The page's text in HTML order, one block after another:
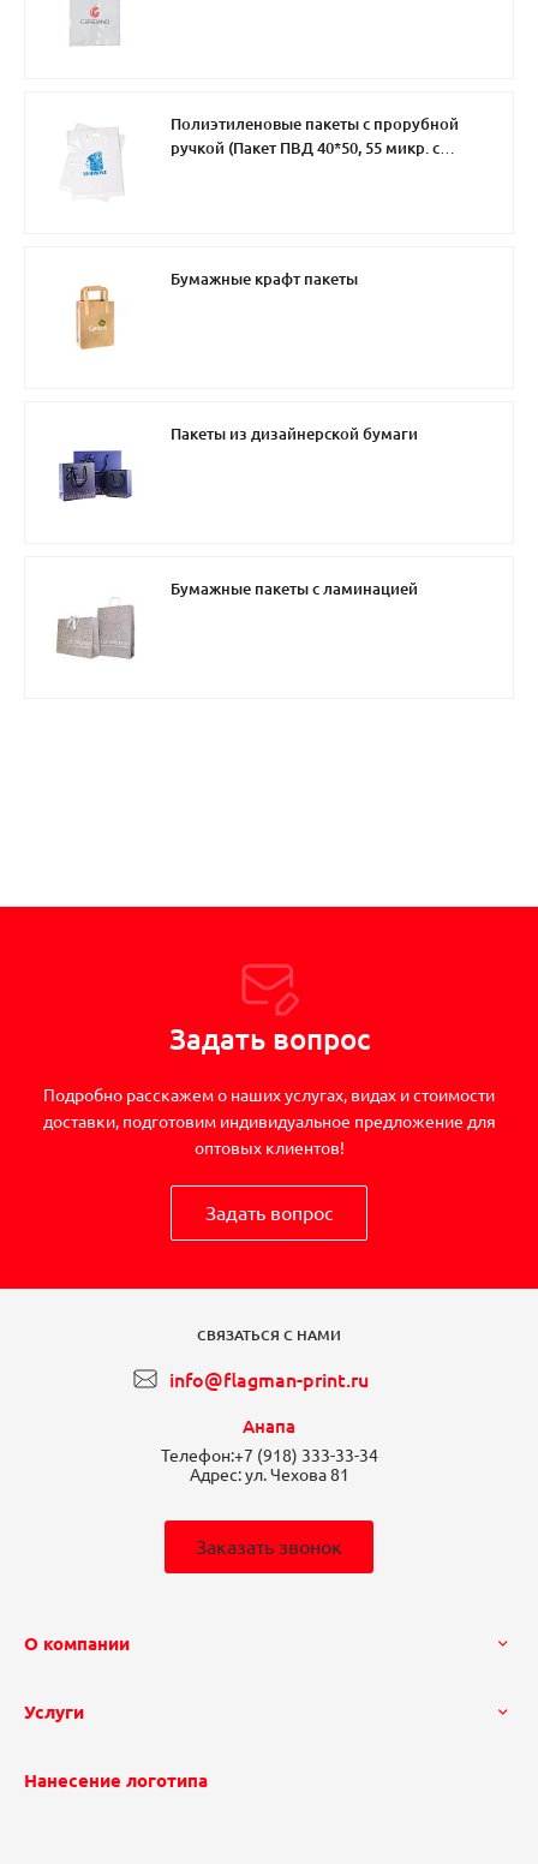
Полиэтиленовые пакеты с прорубной
ручкой (Пакет ПВД 40*50, 55 микр. с
Бумажные крафт пакеты
Пакеты из дизайнерской бумаги
Бумажные пакеты с ламинацией
Задать вопрос
Подробно расскажем о наших услугах, видах и стоимости
доставки, подготовим индивидуальное предложение для
оптовых клиентов!
Задать вопрос
СВЯЗАТЬСЯ С НАМИ
info@flagman-print.ru
Анапа
Телефон:+7 (918) 333-33-34
Адрес:ул. Чехова 81
Заказать звонок
О компании
Услуги
Нанесение логотипа